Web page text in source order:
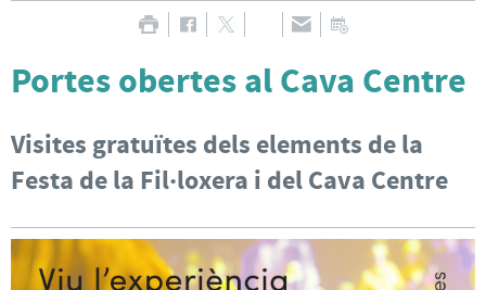
Portes obertes al Cava Centre
Visites gratuïtes dels elements de la
Festa de la Fil·loxera i del Cava Centre